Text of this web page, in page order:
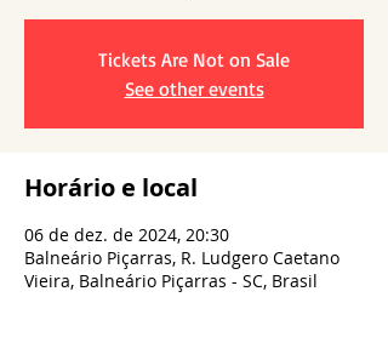
Tickets Are Not on Sale
See other events
Horário e local
06 de dez. de 2024, 20:30
Balneário Piçarras, R. Ludgero Caetano
Vieira, Balneário Piçarras - SC, Brasil